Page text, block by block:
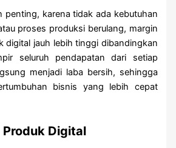
penting, karena tidak ada kebutuhan
proses produksi berulang, margin
digital jauh lebih tinggi dibandingkan
seluruh pendapatan dari setiap
menjadi laba bersih, sehingga
bisnis yang lebih cepat
Produk Digital